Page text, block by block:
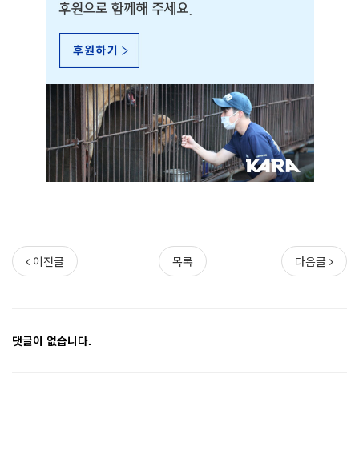
이전글 목록 다음글
댓글이 없습니다.